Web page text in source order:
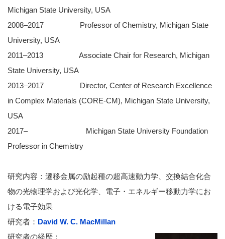
Michigan State University, USA
2008–2017 Professor of Chemistry, Michigan State
University, USA
2011–2013 Associate Chair for Research, Michigan
State University, USA
2013–2017 Director, Center of Research Excellence
in Complex Materials (CORE-CM), Michigan State University,
USA
2017– Michigan State University Foundation
Professor in Chemistry
研究内容：遷移金属の励起種の超高速動力学、交換結合化合
物の光物理学および光化学、電子・エネルギー移動力学にお
ける電子効果
研究者： David W. C. MacMillan
研究者の経歴：